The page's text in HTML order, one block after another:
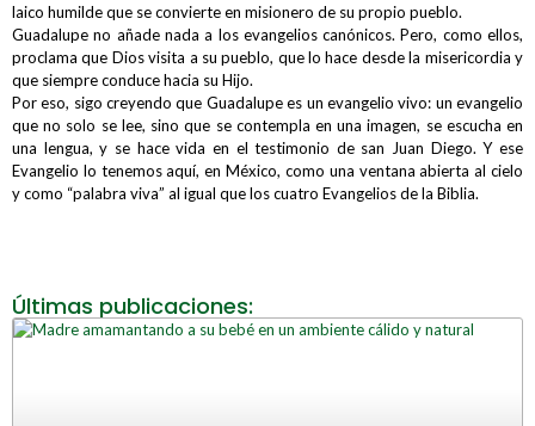
laico humilde que se convierte en misionero de su propio pueblo.
Guadalupe no añade nada a los evangelios canónicos. Pero, como ellos,
proclama que Dios visita a su pueblo, que lo hace desde la misericordia y
que siempre conduce hacia su Hijo.
Por eso, sigo creyendo que Guadalupe es un evangelio vivo: un evangelio
que no solo se lee, sino que se contempla en una imagen, se escucha en
una lengua, y se hace vida en el testimonio de san Juan Diego. Y ese
Evangelio lo tenemos aquí, en México, como una ventana abierta al cielo
y como “palabra viva” al igual que los cuatro Evangelios de la Biblia.
Últimas publicaciones: